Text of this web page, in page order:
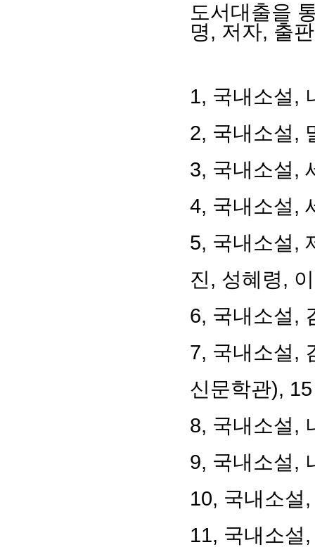
도서대출을
명, 저자, 출
1, 국내소설,
2, 국내소설,
3, 국내소설,
4, 국내소설,
5, 국내소설,
진, 성혜령,
6, 국내소설,
7, 국내소설,
신문학관), 15
8, 국내소설,
9, 국내소설,
10, 국내소설
11, 국내소설